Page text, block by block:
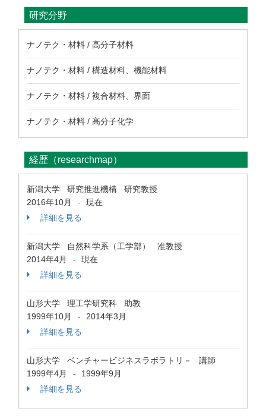
研究分野
ナノテク・材料 / 高分子材料
ナノテク・材料 / 構造材料、機能材料
ナノテク・材料 / 複合材料、界面
ナノテク・材料 / 高分子化学
経歴（researchmap）
新潟大学 研究推進機構 研究教授
2016年10月
-
現在
詳細を見る
新潟大学 自然科学系（工学部） 准教授
2014年4月
-
現在
詳細を見る
山形大学 理工学研究科 助教
1999年10月
-
2014年3月
詳細を見る
山形大学 ベンチャービジネスラボラトリ－ 講師
1999年4月
-
1999年9月
詳細を見る